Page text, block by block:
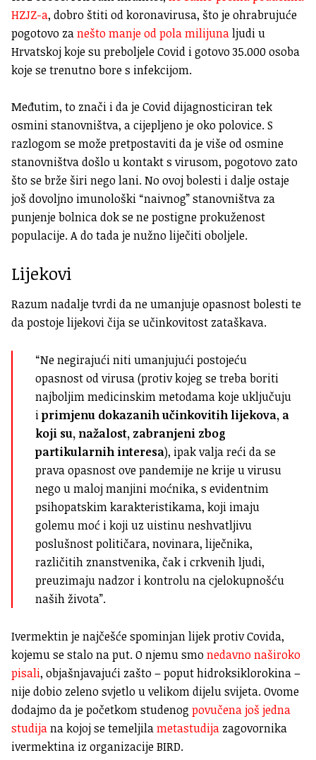
HZJZ-a, dobro štiti od koronavirusa, što je ohrabrujuće
pogotovo zanešto manje od pola milijunaljudi u
Hrvatskoj koje su preboljele Covid i gotovo 35.000 osoba
koje se trenutno bore s infekcijom.
Međutim, to znači i da je Covid dijagnosticiran tek
osmini stanovništva, a cijepljeno je oko polovice. S
razlogom se može pretpostaviti da je više od osmine
stanovništva došlo u kontakt s virusom, pogotovo zato
što se brže širi nego lani. No ovoj bolesti i dalje ostaje
još dovoljno imunološki “naivnog” stanovništva za
punjenje bolnica dok se ne postigne prokuženost
populacije. A do tada je nužno liječiti oboljele.
Lijekovi
Razum nadalje tvrdi da ne umanjuje opasnost bolesti te
da postoje lijekovi čija se učinkovitost zataškava.
“Ne negirajući niti umanjujući postojeću
opasnost od virusa (protiv kojeg se treba boriti
najboljim medicinskim metodama koje uključuju
iprimjenu dokazanih učinkovitih lijekova, a
koji su, nažalost, zabranjeni zbog
partikularnih interesa), ipak valja reći da se
prava opasnost ove pandemije ne krije u virusu
nego u maloj manjini moćnika, s evidentnim
psihopatskim karakteristikama, koji imaju
golemu moć i koji uz uistinu neshvatljivu
poslušnost političara, novinara, liječnika,
različitih znanstvenika, čak i crkvenih ljudi,
preuzimaju nadzor i kontrolu na cjelokupnošću
naših života”.
Ivermektin je najčešće spominjan lijek protiv Covida,
kojemu se stalo na put. O njemu smonedavno naširoko
pisali, objašnjavajući zašto – poput hidroksiklorokina –
nije dobio zeleno svjetlo u velikom dijelu svijeta. Ovome
dodajmo da je početkom studenog povučena još jedna
studijana kojoj se temeljilametastudija zagovornika
ivermektina iz organizacije BIRD.